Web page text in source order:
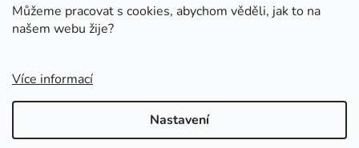
Můžeme pracovat s cookies, abychom věděli, jak to na
našem webu žije?
Více informací
Nastavení
PŘIHLÁSIT SE